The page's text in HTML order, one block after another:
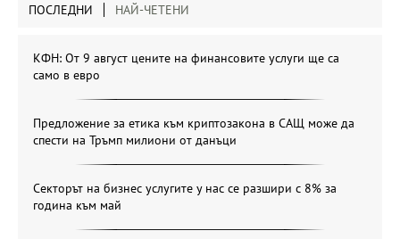
ПОСЛЕДНИ НАЙ-ЧЕТЕНИ
КФН: От 9 август цените на финансовите услуги ще са
само в евро
Предложение за етика към криптозакона в САЩ може да
спести на Тръмп милиони от данъци
Секторът на бизнес услугите у нас се разшири с 8% за
година към май